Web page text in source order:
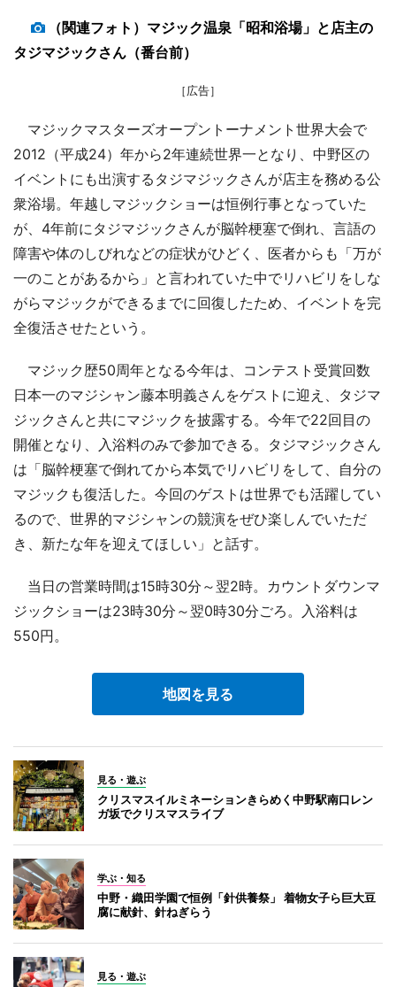
（関連フォト）マジック温泉「昭和浴場」と店主の
タジマジックさん（番台前）
［広告］
マジックマスターズオープントーナメント世界大会で
2012（平成24）年から2年連続世界一となり、中野区の
イベントにも出演するタジマジックさんが店主を務める公
衆浴場。年越しマジックショーは恒例行事となっていた
が、4年前にタジマジックさんが脳幹梗塞で倒れ、言語の
障害や体のしびれなどの症状がひどく、医者からも「万が
一のことがあるから」と言われていた中でリハビリをしな
がらマジックができるまでに回復したため、イベントを完
全復活させたという。
マジック歴50周年となる今年は、コンテスト受賞回数
日本一のマジシャン藤本明義さんをゲストに迎え、タジマ
ジックさんと共にマジックを披露する。今年で22回目の
開催となり、入浴料のみで参加できる。タジマジックさん
は「脳幹梗塞で倒れてから本気でリハビリをして、自分の
マジックも復活した。今回のゲストは世界でも活躍してい
るので、世界的マジシャンの競演をぜひ楽しんでいただ
き、新たな年を迎えてほしい」と話す。
当日の営業時間は15時30分～翌2時。カウントダウンマ
ジックショーは23時30分～翌0時30分ごろ。入浴料は
550円。
地図を見る
見る・遊ぶ
クリスマスイルミネーションきらめく中野駅南口レン
ガ坂でクリスマスライブ
学ぶ・知る
中野・織田学園で恒例「針供養祭」 着物女子ら巨大豆
腐に献針、針ねぎらう
見る・遊ぶ